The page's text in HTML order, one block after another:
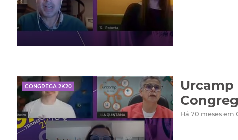
CONGREGA 2K20
Urcamp
Há 70 meses em